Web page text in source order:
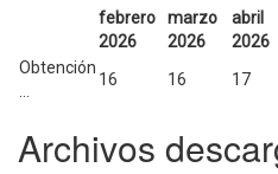
febrero
2026
marzo
2026
abril
2026
Obtención
16 16 17
Archivos